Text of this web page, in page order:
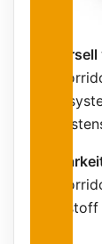
Der
Der